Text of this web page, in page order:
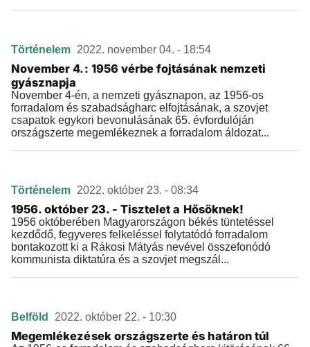
Történelem 2022. november 04. - 18:54
November 4.: 1956 vérbe fojtásának nemzeti
gyásznapja
November 4-én, a nemzeti gyásznapon, az 1956-os
forradalom és szabadságharc elfojtásának, a szovjet
csapatok egykori bevonulásának 65. évfordulóján
országszerte megemlékeznek a forradalom áldozat...
Történelem 2022. október 23. - 08:34
1956. október 23. - Tisztelet a Hősöknek!
1956 októberében Magyarországon békés tüntetéssel
kezdődő, fegyveres felkeléssel folytatódó forradalom
bontakozott ki a Rákosi Mátyás nevével összefonódó
kommunista diktatúra és a szovjet megszál...
Belföld 2022. október 22. - 10:30
Megemlékezések országszerte és határon túl